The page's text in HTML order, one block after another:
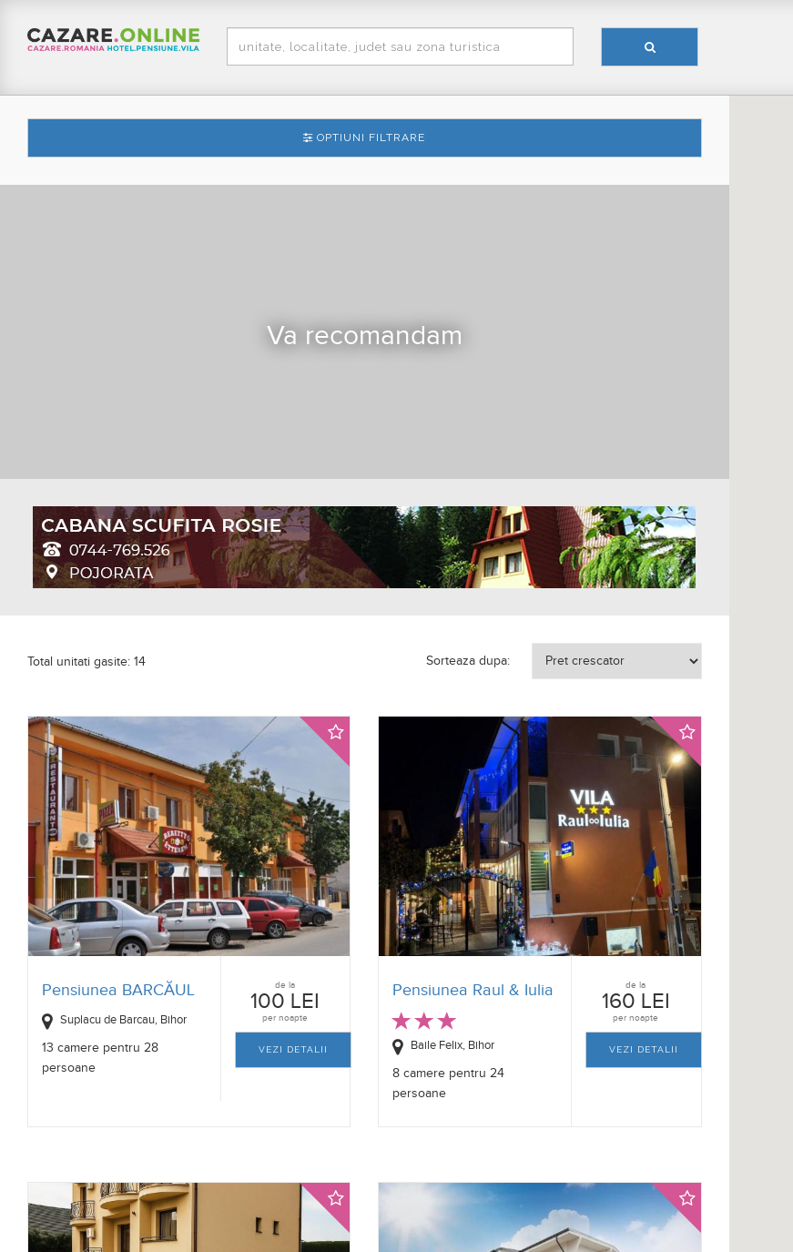
OPTIUNI FILTRARE
Va recomandam
Total unitati gasite: 14 Sorteaza dupa:
Pensiunea BARCĂUL
Suplacu de Barcau, Bihor
13 camere pentru 28
persoane
de la
100 LEI
per noapte
VEZI DETALII
Pensiunea Raul & Iulia
Baile Felix, Bihor
8 camere pentru 24
persoane
de la
160 LEI
per noapte
VEZI DETALII